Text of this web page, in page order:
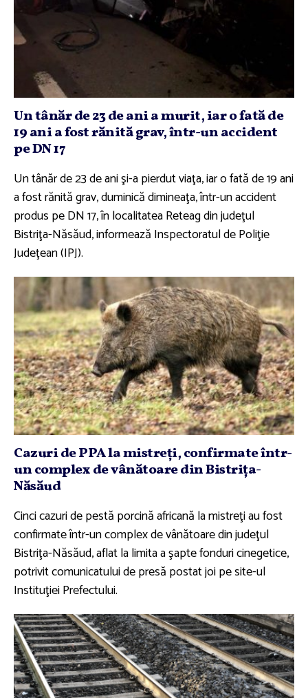
Un tânăr de 23 de ani a murit, iar o fată de
19 ani a fost rănită grav, într-un accident
pe DN 17
Un tânăr de 23 de ani şi-a pierdut viaţa, iar o fată de 19 ani
a fost rănită grav, duminică dimineaţa, într-un accident
produs pe DN 17, în localitatea Reteag din judeţul
Bistriţa-Năsăud, informează Inspectoratul de Poliţie
Judeţean (IPJ).
Cazuri de PPA la mistreţi, confirmate într-
un complex de vânătoare din Bistriţa-
Năsăud
Cinci cazuri de pestă porcină africană la mistreţi au fost
confirmate într-un complex de vânătoare din judeţul
Bistriţa-Năsăud, aflat la limita a şapte fonduri cinegetice,
potrivit comunicatului de presă postat joi pe site-ul
Instituţiei Prefectului.